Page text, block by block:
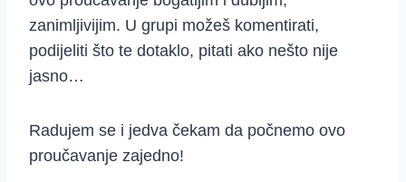
zanimljivijim. U grupi možeš komentirati,
podijeliti što te dotaklo, pitati ako nešto nije
jasno…
Radujem se i jedva čekam da počnemo ovo
proučavanje zajedno!